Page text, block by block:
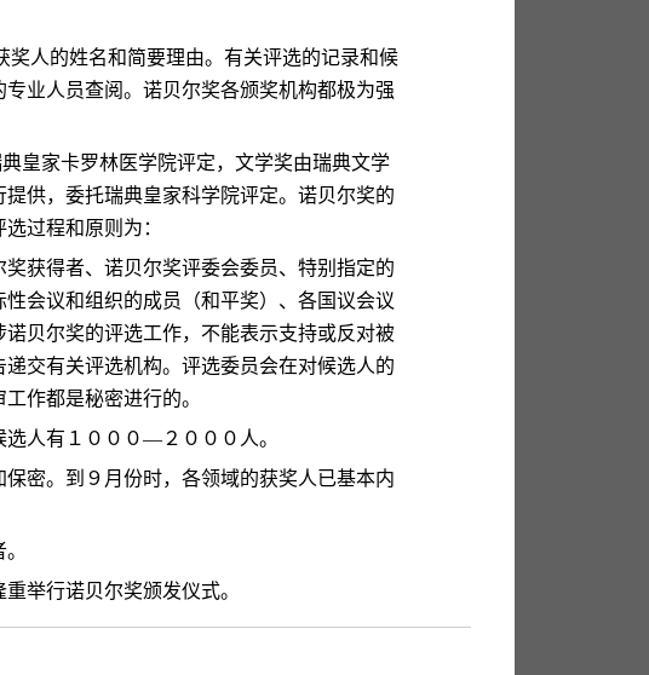
人的姓名和简要理由。有关评选的记录和候
业人员查阅。诺贝尔奖各颁奖机构都极为强
皇家卡罗林医学院评定，文学奖由瑞典文学
供，委托瑞典皇家科学院评定。诺贝尔奖的
过程和原则为：
获得者、诺贝尔奖评委会委员、特别指定的
会议和组织的成员（和平奖）、各国议会议
贝尔奖的评选工作，不能表示支持或反对被
交有关评选机构。评选委员会在对候选人的
作都是秘密进行的。
选人有１０００— ２０００人。
密。到９月份时，各领域的获奖人已基本内
举行诺贝尔奖颁发仪式。